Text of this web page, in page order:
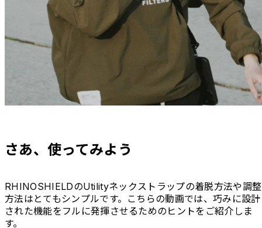
さあ、使ってみよう
RHINOSHIELDのUtilityネックストラップの着脱方法や調整
方法はとてもシンプルです。こちらの動画では、巧みに設計
された機能をフルに発揮させるためのヒントをご紹介しま
す。